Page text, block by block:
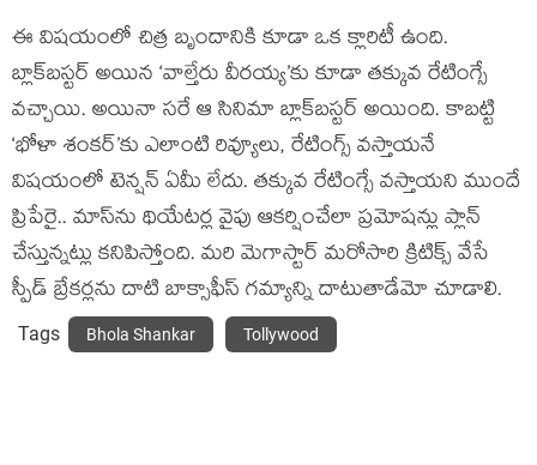
ఈ విషయంలో చిత్ర బృందానికి కూడా ఒక క్లారిటీ ఉంది.
బ్లాక్‌బస్టర్ అయిన ‘వాల్తేరు వీరయ్య’కు కూడా తక్కువ రేటింగ్సే
వచ్చాయి. అయినా సరే ఆ సినిమా బ్లాక్‌బస్టర్ అయింది. కాబట్టి
‘భోళా శంకర్’కు ఎలాంటి రివ్యూలు, రేటింగ్స్ వస్తాయనే
విషయంలో టెన్షన్ ఏమీ లేదు. తక్కువ రేటింగ్సే వస్తాయని ముందే
ప్రిపేరై.. మాస్‌ను థియేటర్ల వైపు ఆకర్షించేలా ప్రమోషన్లు ప్లాన్
చేస్తున్నట్లు కనిపిస్తోంది. మరి మెగాస్టార్ మరోసారి క్రిటిక్స్ వేసే
స్పీడ్ బ్రేకర్లను దాటి బాక్సాఫీస్ గమ్యాన్ని దాటుతాడేమో చూడాలి.
Tags Bhola Shankar Tollywood